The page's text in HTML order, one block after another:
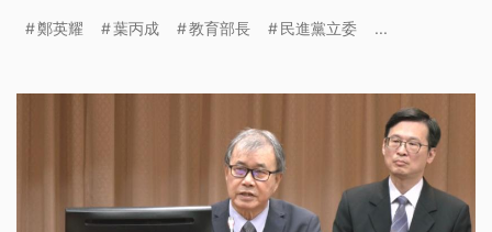
鄭英耀 葉丙成 教育部長 民進黨立委 ...